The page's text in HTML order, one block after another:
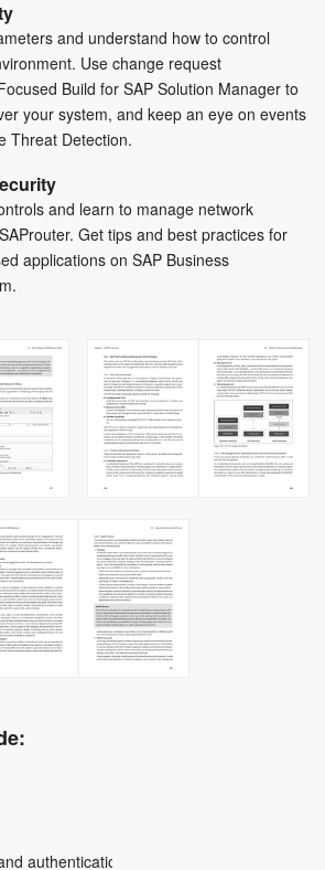
and understand how to control
Use change request
Build for SAP Solution Manager to
your system, and keep an eye on events
Threat Detection.
and learn to manage network
Get tips and best practices for
applications on SAP Business
authentication